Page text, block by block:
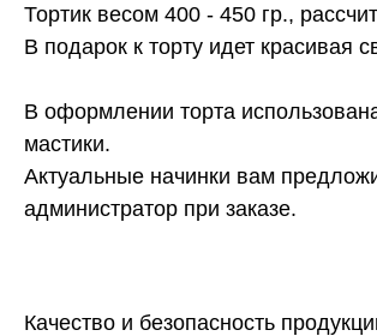
Тортик весом 400 - 450 гр.,
В подарок к торту идет красивая
В оформлении торта
мастики.
Актуальные начинки вам
администратор при заказе.
Качество и безопасность